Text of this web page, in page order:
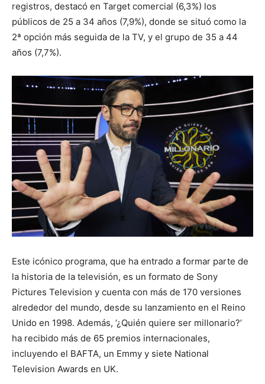
registros, destacó en Target comercial (6,3%) los
públicos de 25 a 34 años (7,9%), donde se situó como la
2ª opción más seguida de la TV, y el grupo de 35 a 44
años (7,7%).
Este icónico programa, que ha entrado a formar parte de
la historia de la televisión, es un formato de Sony
Pictures Television y cuenta con más de 170 versiones
alrededor del mundo, desde su lanzamiento en el Reino
Unido en 1998. Además, ‘¿Quién quiere ser millonario?’
ha recibido más de 65 premios internacionales,
incluyendo el BAFTA, un Emmy y siete National
Television Awards en UK.